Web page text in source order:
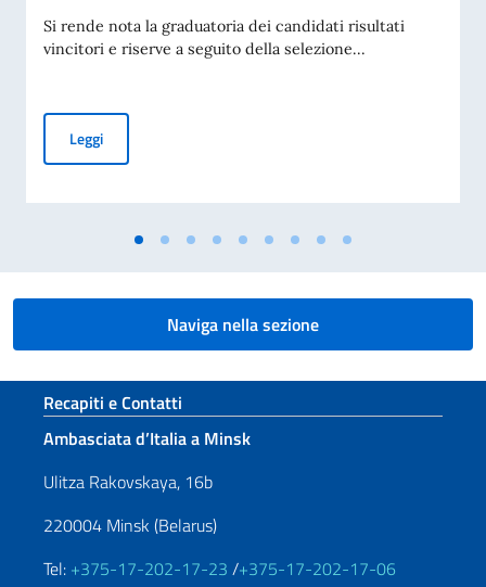
Si rende nota la graduatoria dei candidati risultati
vincitori e riserve a seguito della selezione...
LeggiBorse di studio offerte dal Governo Italiano a studenti
Naviga nella sezione
Sezione footer
Recapiti e Contatti
Ambasciata d’Italia a Minsk
Ulitza Rakovskaya, 16b
220004 Minsk (Belarus)
Tel: +375-17-202-17-23 /+375-17-202-17-06